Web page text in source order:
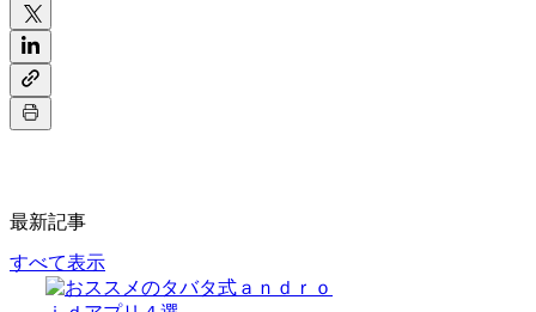
最新記事
すべて表示